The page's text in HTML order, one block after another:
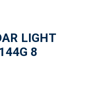
LIGHT
8